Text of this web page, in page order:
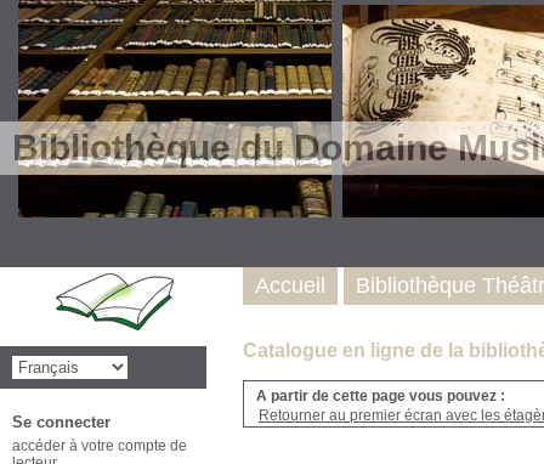
Bibliothèque du Domaine
Catalogue en ligne de la
A partir de cette page vous pouvez :
Retourner au premier écran avec les
Accueil Bibliothèque
Se connecter
accéder à votre compte de